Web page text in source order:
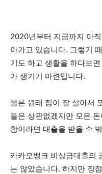
2020년부터 지금까지 아
아가고 있습니다. 그렇기
기도 하고 생활을 하다보
가 생기기 마련입니다.
물론 원래 집이 잘 살아서
들은 상관없겠지만 모은
황이라면 대출을 받을 수
카카오뱅크 비상금대출의
는 않았습니다. 하지만 장